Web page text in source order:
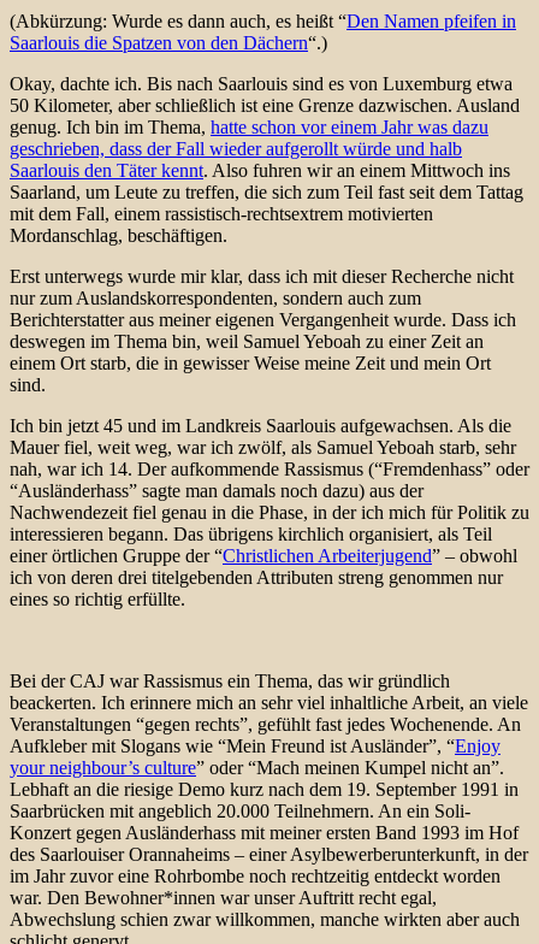
(Abkürzung: Wurde es dann auch, es heißt “Den Namen pfeifen in
Saarlouis die Spatzen von den Dächern“.)
Okay, dachte ich. Bis nach Saarlouis sind es von Luxemburg etwa
50 Kilometer, aber schließlich ist eine Grenze dazwischen. Ausland
genug. Ich bin im Thema, hatte schon vor einem Jahr was dazu
geschrieben, dass der Fall wieder aufgerollt würde und halb
Saarlouis den Täter kennt. Also fuhren wir an einem Mittwoch ins
Saarland, um Leute zu treffen, die sich zum Teil fast seit dem Tattag
mit dem Fall, einem rassistisch-rechtsextrem motivierten
Mordanschlag, beschäftigen.
Erst unterwegs wurde mir klar, dass ich mit dieser Recherche nicht
nur zum Auslandskorrespondenten, sondern auch zum
Berichterstatter aus meiner eigenen Vergangenheit wurde. Dass ich
deswegen im Thema bin, weil Samuel Yeboah zu einer Zeit an
einem Ort starb, die in gewisser Weise meine Zeit und mein Ort
sind.
Ich bin jetzt 45 und im Landkreis Saarlouis aufgewachsen. Als die
Mauer fiel, weit weg, war ich zwölf, als Samuel Yeboah starb, sehr
nah, war ich 14. Der aufkommende Rassismus (“Fremdenhass” oder
“Ausländerhass” sagte man damals noch dazu) aus der
Nachwendezeit fiel genau in die Phase, in der ich mich für Politik zu
interessieren begann. Das übrigens kirchlich organisiert, als Teil
einer örtlichen Gruppe der “Christlichen Arbeiterjugend” – obwohl
ich von deren drei titelgebenden Attributen streng genommen nur
eines so richtig erfüllte.
Bei der CAJ war Rassismus ein Thema, das wir gründlich
beackerten. Ich erinnere mich an sehr viel inhaltliche Arbeit, an viele
Veranstaltungen “gegen rechts”, gefühlt fast jedes Wochenende. An
Aufkleber mit Slogans wie “Mein Freund ist Ausländer”, “Enjoy
your neighbour’s culture” oder “Mach meinen Kumpel nicht an”.
Lebhaft an die riesige Demo kurz nach dem 19. September 1991 in
Saarbrücken mit angeblich 20.000 Teilnehmern. An ein Soli-
Konzert gegen Ausländerhass mit meiner ersten Band 1993 im Hof
des Saarlouiser Orannaheims – einer Asylbewerberunterkunft, in der
im Jahr zuvor eine Rohrbombe noch rechtzeitig entdeckt worden
war. Den Bewohner*innen war unser Auftritt recht egal,
Abwechslung schien zwar willkommen, manche wirkten aber auch